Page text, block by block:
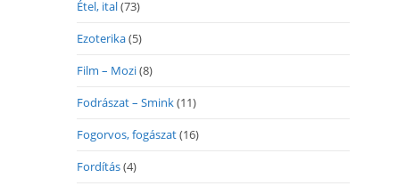
Étel, ital(73)
Ezoterika(5)
Film – Mozi(8)
Fodrászat – Smink(11)
Fogorvos, fogászat(16)
Fordítás(4)